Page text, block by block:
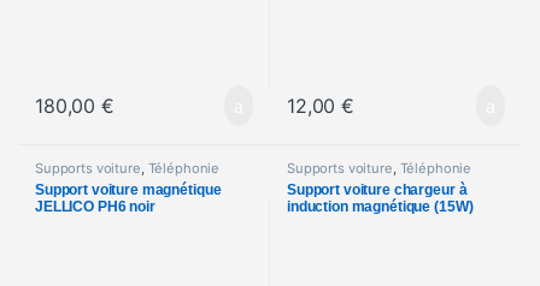
180,00€ 12,00€
Supports voiture Téléphonie
Support voiture magnétique
JELLICO PH6 noir
Supports voiture Téléphonie
Support voiture chargeur à
induction magnétique (15W)